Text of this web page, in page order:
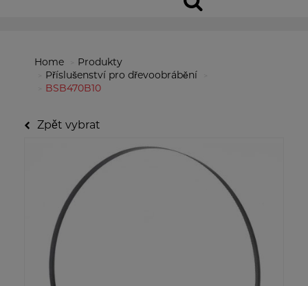
Home
Produkty
Příslušenství pro dřevoobrábění
BSB470B10
Zpět vybrat